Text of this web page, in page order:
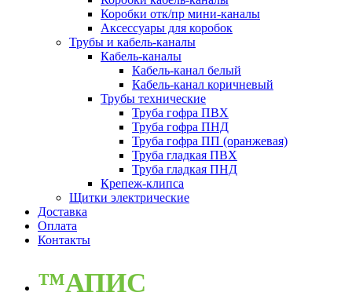
Коробки отк/пр мини-каналы
Аксессуары для коробок
Трубы и кабель-каналы
Кабель-каналы
Кабель-канал белый
Кабель-канал коричневый
Трубы технические
Труба гофра ПВХ
Труба гофра ПНД
Труба гофра ПП (оранжевая)
Труба гладкая ПВХ
Труба гладкая ПНД
Крепеж-клипса
Щитки электрические
Доставка
Оплата
Контакты
™АПИС